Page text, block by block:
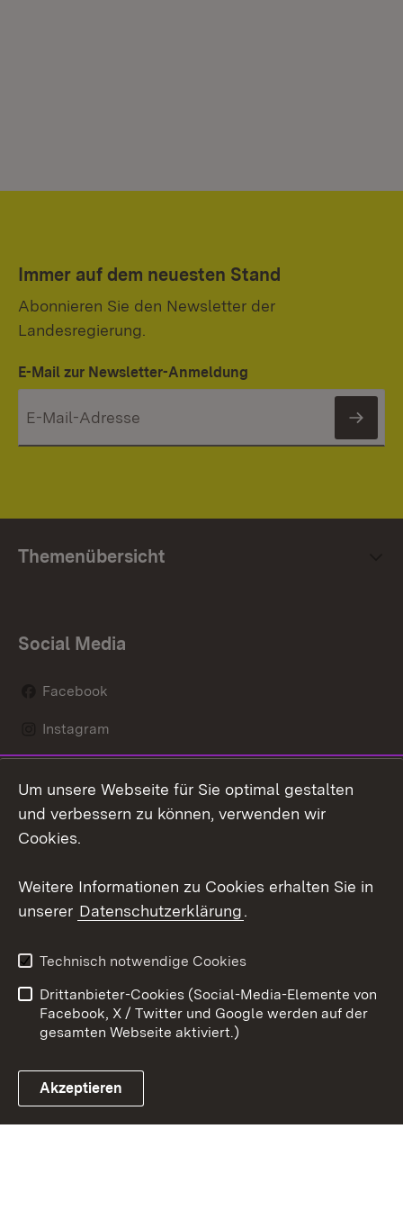
Immer auf dem neuesten Stand
Abonnieren Sie den Newsletter der
Landesregierung.
E-Mail zur Newsletter-Anmeldung
Themenübersicht
Social Media
Facebook
Instagram
Mastodon
Youtube
Link zum Landesportal
Kontakt
Datenschutz
Barrierefreiheit
Impressum Cookies
Um unsere Webseite für Sie optimal gestalten
und verbessern zu können, verwenden wir
Cookies.
Weitere Informationen zu Cookies erhalten Sie in
unserer Datenschutzerklärung.
Technisch notwendige Cookies
Drittanbieter-Cookies (Social-Media-Elemente von
Facebook, X / Twitter und Google werden auf der
gesamten Webseite aktiviert.)
Akzeptieren